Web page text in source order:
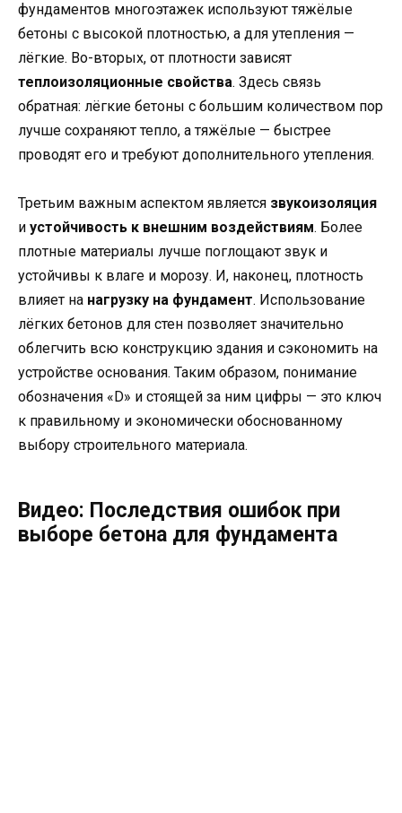
фундаментов многоэтажек используют тяжёлые
бетоны с высокой плотностью, а для утепления —
лёгкие. Во-вторых, от плотности зависят
теплоизоляционные свойства. Здесь связь
обратная: лёгкие бетоны с большим количеством пор
лучше сохраняют тепло, а тяжёлые — быстрее
проводят его и требуют дополнительного утепления.
Третьим важным аспектом является звукоизоляция
и устойчивость к внешним воздействиям. Более
плотные материалы лучше поглощают звук и
устойчивы к влаге и морозу. И, наконец, плотность
влияет на нагрузку на фундамент. Использование
лёгких бетонов для стен позволяет значительно
облегчить всю конструкцию здания и сэкономить на
устройстве основания. Таким образом, понимание
обозначения «D» и стоящей за ним цифры — это ключ
к правильному и экономически обоснованному
выбору строительного материала.
Видео: Последствия ошибок при
выборе бетона для фундамента